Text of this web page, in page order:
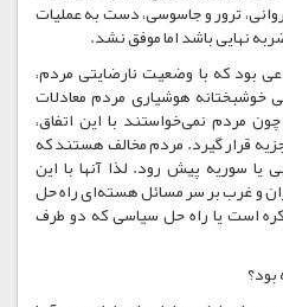
ترور و جاسوسی، دست به عملیات
نهایی باشد اما موفق نشد.
بود که با وضعیت نارضایتی مردم،
خوشبختانه هوشیاری مردم معادلات
مردم نمی‌خواستند با این اتفاق،
قرار گیرد. مردم مخالف هستند که
سوریه پیش رود. لذا آنها با این
و غرب بر سر مسائل هسته‌ای راه حل
است یا راه حل سیاسی که دو طرف